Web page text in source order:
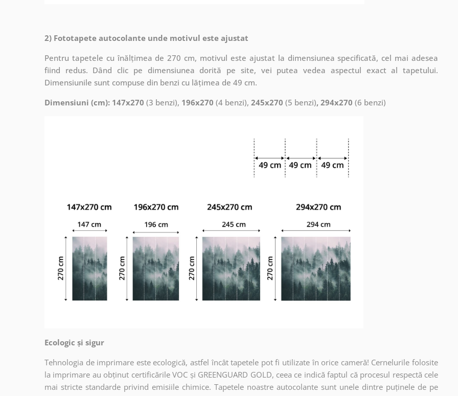
2) Fototapete autocolante unde motivul este ajustat
Pentru tapetele cu înălțimea de 270 cm, motivul este ajustat la dimensiunea specificată, cel mai adesea
fiind redus. Dând clic pe dimensiunea dorită pe site, vei putea vedea aspectul exact al tapetului.
Dimensiunile sunt compuse din benzi cu lățimea de 49 cm.
Dimensiuni (cm): 147x270 (3 benzi), 196x270 (4 benzi), 245x270 (5 benzi), 294x270 (6 benzi)
Ecologic și sigur
Tehnologia de imprimare este ecologică, astfel încât tapetele pot fi utilizate în orice cameră! Cernelurile folosite
la imprimare au obținut certificările VOC și GREENGUARD GOLD, ceea ce indică faptul că procesul respectă cele
mai stricte standarde privind emisiile chimice. Tapetele noastre autocolante sunt unele dintre puținele de pe